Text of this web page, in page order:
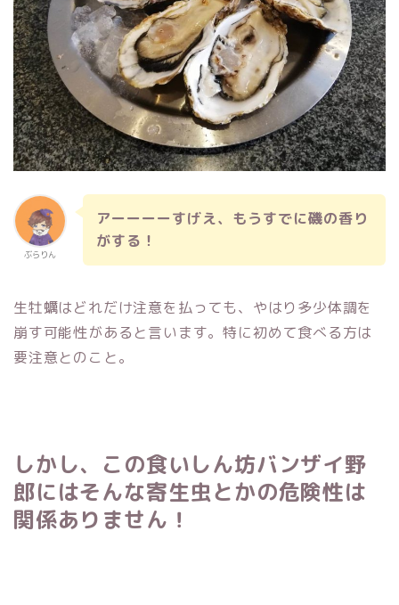
ぶらりん
アーーーーすげえ、もうすでに磯の香り
がする！
生牡蠣はどれだけ注意を払っても、やはり多少体調を
崩す可能性があると言います。特に初めて食べる方は
要注意とのこと。
しかし、この食いしん坊バンザイ野
郎にはそんな寄生虫とかの危険性は
関係ありません！